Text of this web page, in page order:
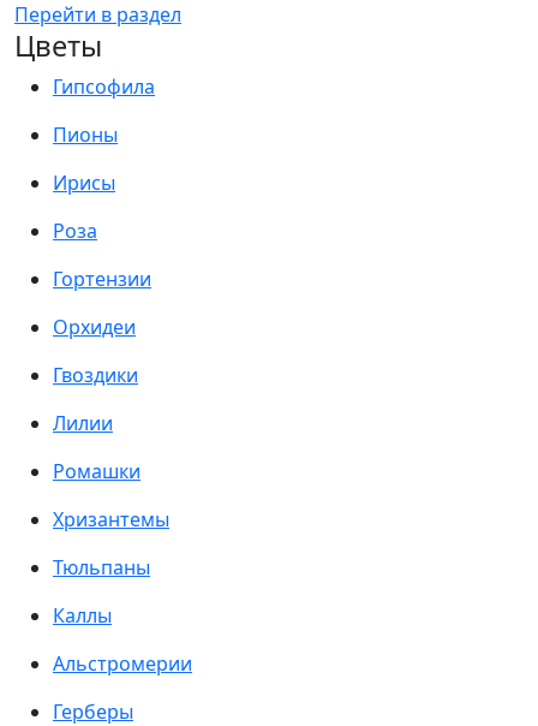
Перейти в раздел
Цветы
Гипсофила
Пионы
Ирисы
Роза
Гортензии
Орхидеи
Гвоздики
Лилии
Ромашки
Хризантемы
Тюльпаны
Каллы
Альстромерии
Герберы